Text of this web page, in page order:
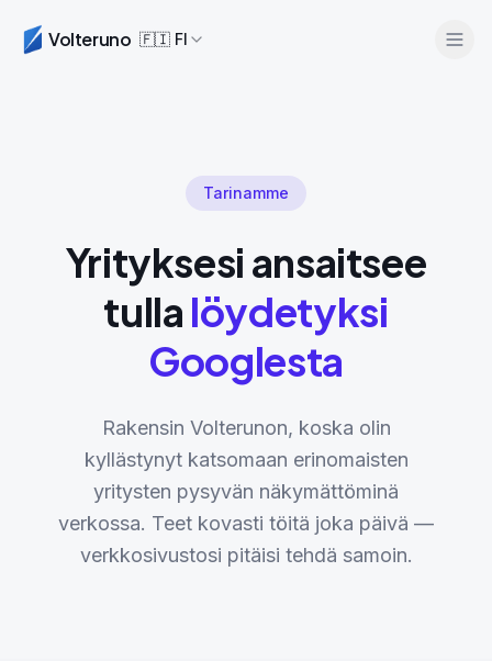
Volteruno 🇫🇮 FI
Kirjaudu sisään
Aloita ilmaiseksi
Tarinamme
Yrityksesi ansaitsee
tulla löydetyksi
Googlesta
Rakensin Volterunon, koska olin
kyllästynyt katsomaan erinomaisten
yritysten pysyvän näkymättöminä
verkossa. Teet kovasti töitä joka päivä —
verkkosivustosi pitäisi tehdä samoin.